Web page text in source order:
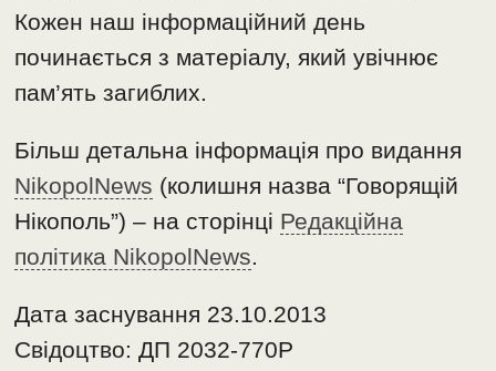
Кожен наш інформаційний день
починається з матеріалу, який увічнює
пам’ять загиблих.
Більш детальна інформація про видання
NikopolNews (колишня назва “Говорящій
Нікополь”) – на сторінці Редакційна
політика NikopolNews.
Дата заснування 23.10.2013
Свідоцтво: ДП 2032-770Р